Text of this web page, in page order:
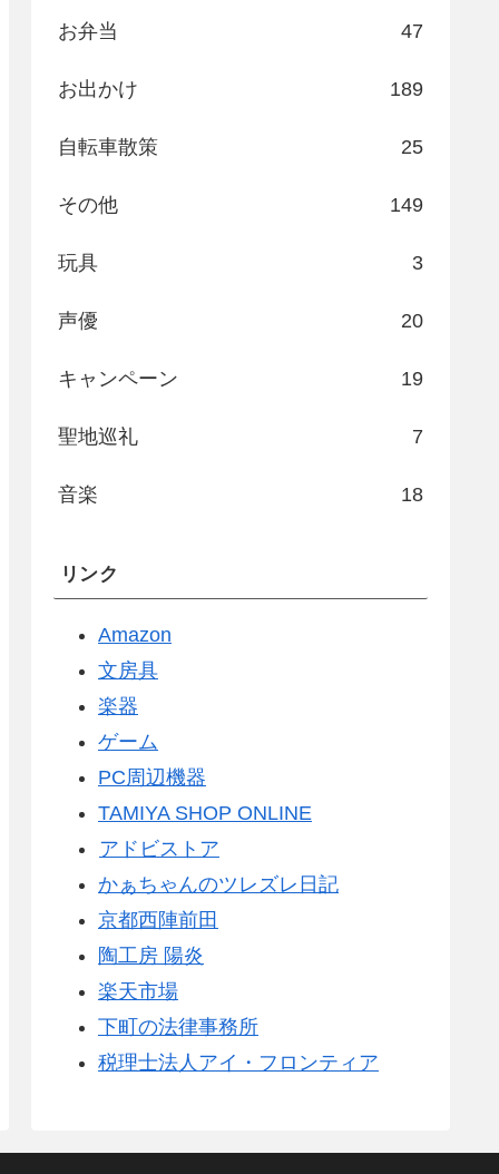
お弁当 47
お出かけ 189
自転車散策 25
その他 149
玩具 3
声優 20
キャンペーン 19
聖地巡礼 7
音楽 18
リンク
Amazon
文房具
楽器
ゲーム
PC周辺機器
TAMIYA SHOP ONLINE
アドビストア
かぁちゃんのツレズレ日記
京都西陣前田
陶工房 陽炎
楽天市場
下町の法律事務所
税理士法人アイ・フロンティア